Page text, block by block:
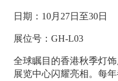
日期：10月27日至30日
展位号：GH-L03
全球瞩目的香港秋季灯
展览中心闪耀亮相。每